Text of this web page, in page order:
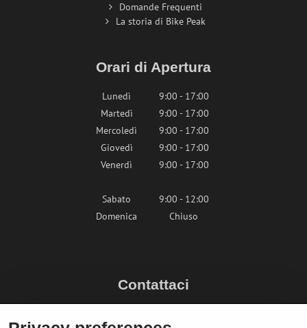
Domande Frequenti
La storia di Bike Peak
Orari di Apertura
Lunedì
9:00 - 17:00
Martedì
9:00 - 17:00
Mercoledì
9:00 - 17:00
Giovedì
9:00 - 17:00
Venerdì
9:00 - 17:00
Sabato
9:00 - 12:00
Domenica
Chiuso
Contattaci